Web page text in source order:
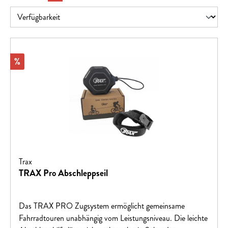
Rabatt
%
Trax
TRAX Pro Abschleppseil
Das TRAX PRO Zugsystem ermöglicht gemeinsame
Fahrradtouren unabhängig vom Leistungsniveau. Die leichte